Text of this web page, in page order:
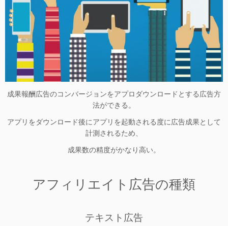
成果報酬広告のコンバージョンをアプロダウンロードとする広告方
法ができる。
アプリをダウンロード後にアプリを起動される度に広告成果として
計測されるため、
成果数の精度がかなり高い。
アフィリエイト広告の種類
テキスト広告